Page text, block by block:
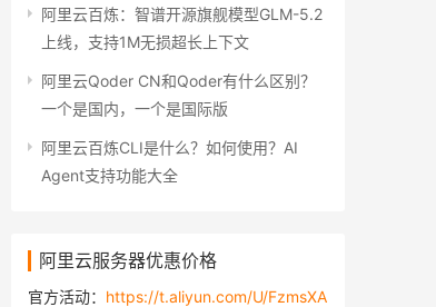
阿里云百炼：智谱开源旗舰模型GLM-5.2
上线，支持1M无损超长上下文
阿里云Qoder CN和Qoder有什么区别？
一个是国内，一个是国际版
阿里云百炼CLI是什么？如何使用？AI
Agent支持功能大全
阿里云服务器优惠价格
官方活动： https://t.aliyun.com/U/FzmsXA